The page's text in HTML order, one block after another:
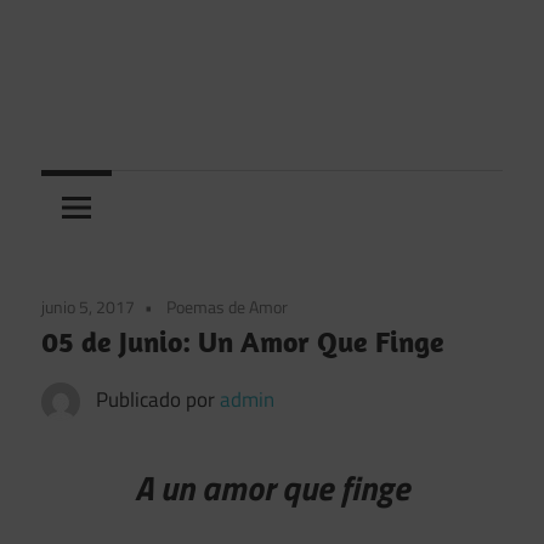
junio 5, 2017 Poemas de Amor
05 de Junio: Un Amor Que Finge
Publicado por admin
A un amor que finge